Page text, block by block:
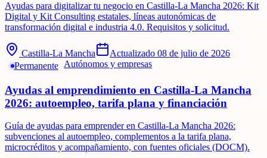
Ayudas para digitalizar tu negocio en Castilla-La Mancha 2026: Kit
Digital y Kit Consulting estatales, líneas autonómicas de
transformación digital e industria 4.0. Requisitos y solicitud.
Castilla-La Mancha Actualizado 08 de julio de 2026
Permanente Autónomos y empresas
Ayudas al emprendimiento en Castilla-La Mancha
2026: autoempleo, tarifa plana y financiación
Guía de ayudas para emprender en Castilla-La Mancha 2026:
subvenciones al autoempleo, complementos a la tarifa plana,
microcréditos y acompañamiento, con fuentes oficiales (DOCM).